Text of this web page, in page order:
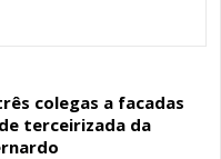
colegas a facadas
terceirizada da